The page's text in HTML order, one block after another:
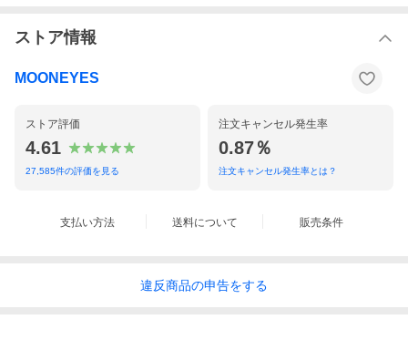
ストア情報
MOONEYES
ストア評価
4.61
27,585件の評価を見る
注文キャンセル発生率
0.87％
注文キャンセル発生率とは？
支払い方法 送料について 販売条件
違反商品の申告をする